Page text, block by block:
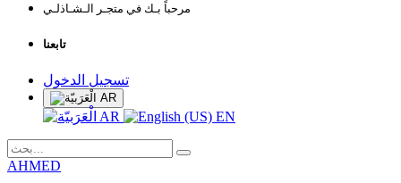
مرحباً بـك في متجـر الـشـاذلـي
تابعنا
تسجيل الدخول
AR
AR EN
AHMED